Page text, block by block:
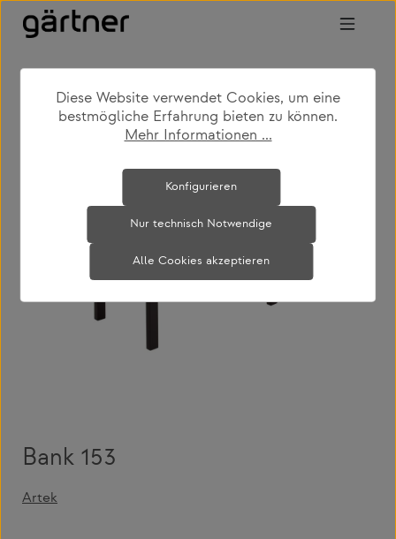
Zum Hauptinhalt springen
shop produkte wohnen bänke
Bildergalerie überspringen
Bank 153
Artek
Diese Website verwendet Cookies, um eine
bestmögliche Erfahrung bieten zu können.
Mehr Informationen ...
Nur technisch Notwendige
Konfigurieren
Alle Cookies akzeptieren